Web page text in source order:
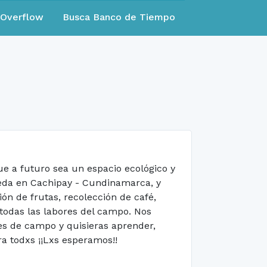
Busca Banco de Tiempo
a futuro sea un espacio ecológico y
en Cachipay - Cundinamarca, y
de frutas, recolección de café,
las labores del campo. Nos
de campo y quisieras aprender,
¡¡Lxs esperamos!!